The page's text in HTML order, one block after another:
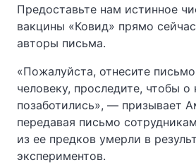
Предоставьте нам истинное
вакцины «Ковид» прямо
авторы письма.
«Пожалуйста, отнесите
человеку, проследите, чтобы о
позаботились», — призывает
передавая письмо
из ее предков умерли в
экспериментов.